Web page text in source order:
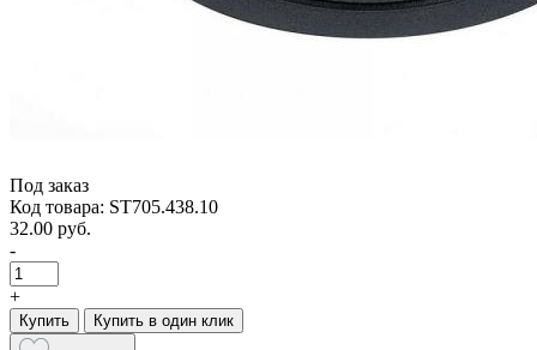
Под заказ
Код товара: ST705.438.10
32.00 руб.
-
+
Купить Купить в один клик